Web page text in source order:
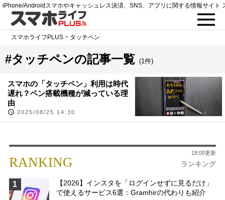
iPhone/Androidスマホやキャッシュレス決済、SNS、アプリに関する情報サイト
スマホライフPLUS > タッチペン
#タッチペンの記事一覧 (1件)
スマホの「タッチペン」利用は時代
遅れ？ペン搭載機種が減っている理
由
2025/08/25 14:30
RANKING ランキング
18:00更新
1
【2026】インスタを「ログインせずに見るだけ」
で使えるサービス6選：Gramhirの代わりも紹介